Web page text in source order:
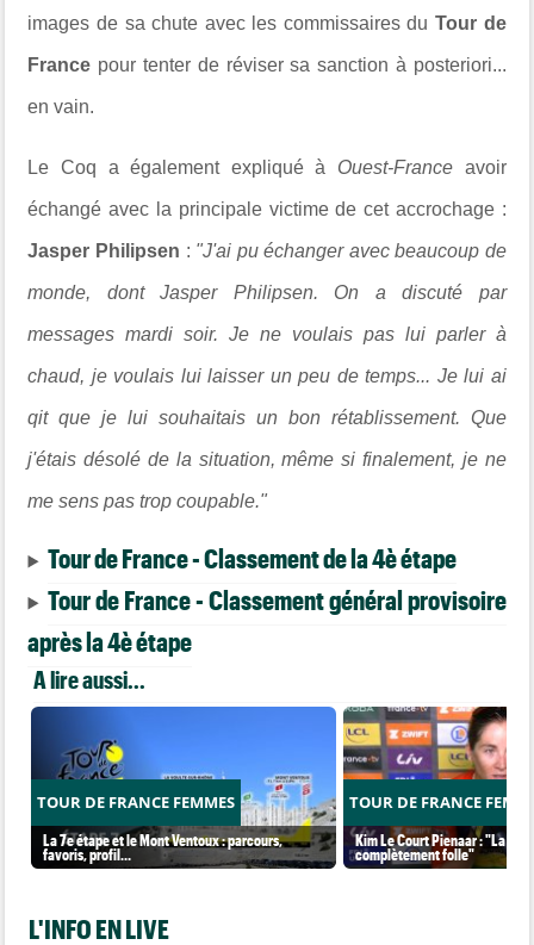
images de sa chute avec les commissaires du Tour de
France pour tenter de réviser sa sanction à posteriori...
en vain.
Le Coq a également expliqué à Ouest-Franceavoir
échangé avec la principale victime de cet accrochage :
Jasper Philipsen : "J'ai pu échanger avec beaucoup de
monde, dont Jasper Philipsen. On a discuté par
messages mardi soir. Je ne voulais pas lui parler à
chaud, je voulais lui laisser un peu de temps... Je lui ai
qit que je lui souhaitais un bon rétablissement. Que
j'étais désolé de la situation, même si finalement, je ne
me sens pas trop coupable."
Tour de France - Classement de la 4è étape
Tour de France - Classement général provisoire
après la 4è étape
A lire aussi...
TOUR DE FRANCE FEMMES
La 7e étape et le Mont Ventoux : parcours,
favoris, profil…
TOUR DE FRANCE
Kim Le Court Pienaar : "La
complètement folle"
L'INFO EN LIVE